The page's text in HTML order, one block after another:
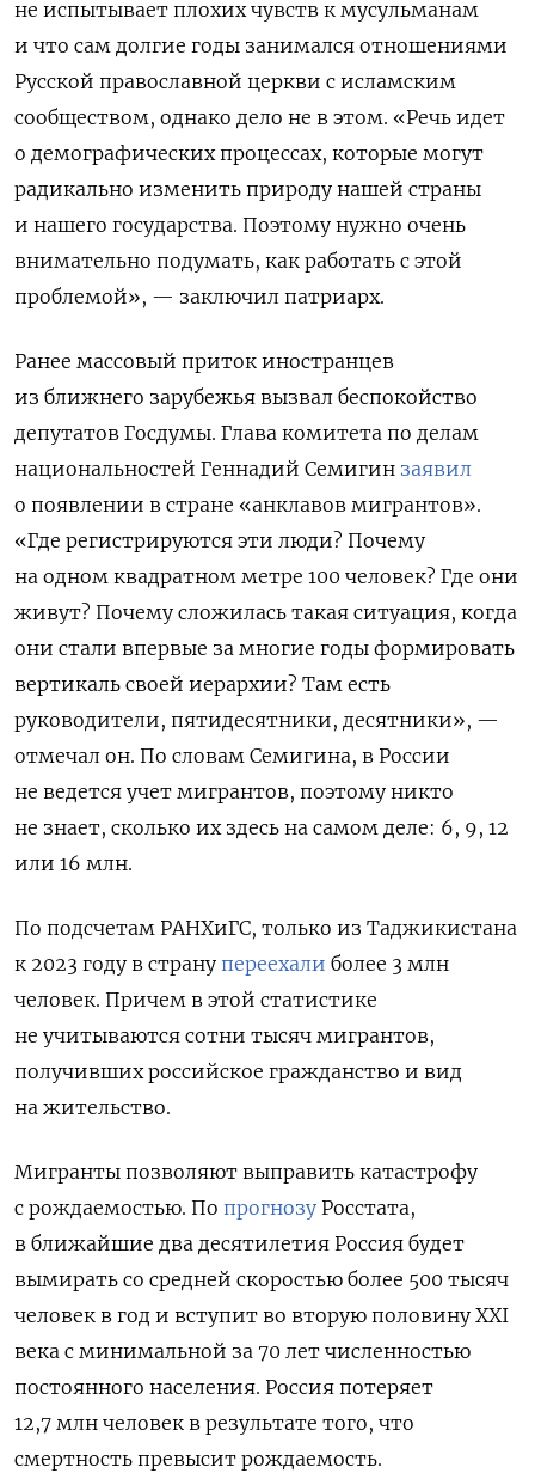
не испытывает плохих чувств к мусульманам
и что сам долгие годы занимался отношениями
Русской православной церкви с исламским
сообществом, однако дело не в этом. «Речь идет
о демографических процессах, которые могут
радикально изменить природу нашей страны
и нашего государства. Поэтому нужно очень
внимательно подумать, как работать с этой
проблемой», — заключил патриарх.
Ранее массовый приток иностранцев
из ближнего зарубежья вызвал беспокойство
депутатов Госдумы. Глава комитета по делам
национальностей Геннадий Семигин заявил
о появлении в стране «анклавов мигрантов».
«Где регистрируются эти люди? Почему
на одном квадратном метре 100 человек? Где они
живут? Почему сложилась такая ситуация, когда
они стали впервые за многие годы формировать
вертикаль своей иерархии? Там есть
руководители, пятидесятники, десятники», —
отмечал он. По словам Семигина, в России
не ведется учет мигрантов, поэтому никто
не знает, сколько их здесь на самом деле: 6, 9, 12
или 16 млн.
По подсчетам РАНХиГС, только из Таджикистана
к 2023 году в страну переехали более 3 млн
человек. Причем в этой статистике
не учитываются сотни тысяч мигрантов,
получивших российское гражданство и вид
на жительство.
Мигранты позволяют выправить катастрофу
с рождаемостью. По прогнозу Росстата,
в ближайшие два десятилетия Россия будет
вымирать со средней скоростью более 500 тысяч
человек в год и вступит во вторую половину XXI
века с минимальной за 70 лет численностью
постоянного населения. Россия потеряет
12,7 млн человек в результате того, что
смертность превысит рождаемость.